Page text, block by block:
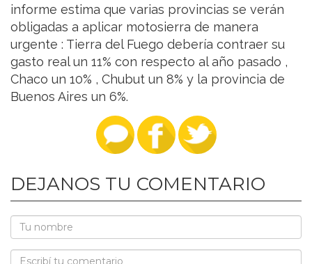
informe estima que varias provincias se verán
obligadas a aplicar motosierra de manera
urgente : Tierra del Fuego debería contraer su
gasto real un 11% con respecto al año pasado ,
Chaco un 10% , Chubut un 8% y la provincia de
Buenos Aires un 6%.
DEJANOS TU COMENTARIO